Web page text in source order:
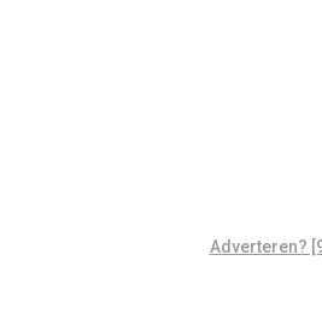
Adverteren?